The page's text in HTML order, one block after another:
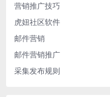
营销推广技巧
虎妞社区软件
邮件营销
邮件营销推广
采集发布规则